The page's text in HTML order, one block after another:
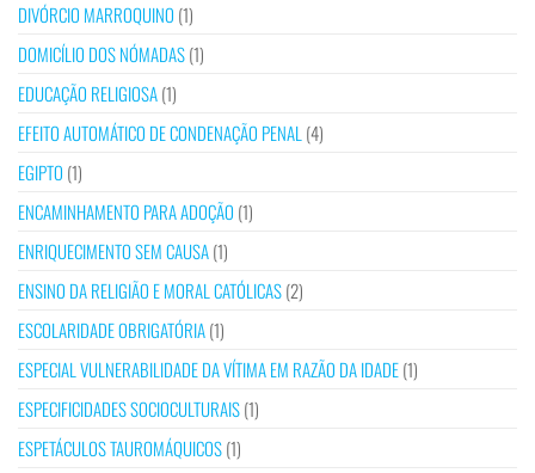
DIVÓRCIO MARROQUINO (1)
DOMICÍLIO DOS NÓMADAS(1)
EDUCAÇÃO RELIGIOSA(1)
EFEITO AUTOMÁTICO DE CONDENAÇÃO PENAL (4)
EGIPTO (1)
ENCAMINHAMENTO PARA ADOÇÃO (1)
ENRIQUECIMENTO SEM CAUSA(1)
ENSINO DA RELIGIÃO E MORAL CATÓLICAS(2)
ESCOLARIDADE OBRIGATÓRIA(1)
ESPECIAL VULNERABILIDADE DA VÍTIMA EM RAZÃO DA IDADE(1)
ESPECIFICIDADES SOCIOCULTURAIS(1)
ESPETÁCULOS TAUROMÁQUICOS(1)